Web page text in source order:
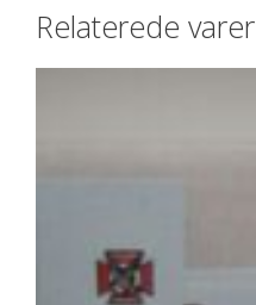
Relaterede varer